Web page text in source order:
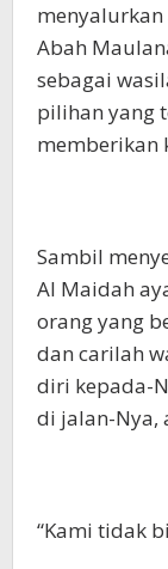
Abah
sebagai
pilihan yang
memberikan
Sambil
Al Maidah
orang yang
dan carilah
diri kepada-
di jalan-Nya,
“Kami tidak